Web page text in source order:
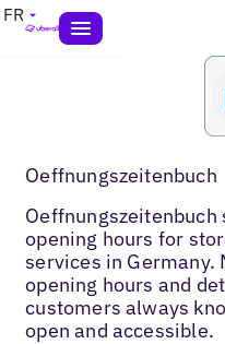
FR
Oeffnungszeitenbuch
opening hours for
services in
opening hours and
customers always
open and accessible.